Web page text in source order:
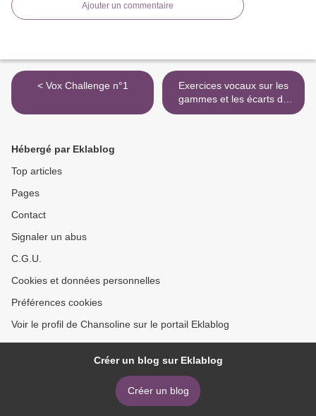
Ajouter un commentaire
< Vox Challenge n°1
Exercices vocaux sur les
gammes et les écarts de
notes >
Hébergé par Eklablog
Top articles
Pages
Contact
Signaler un abus
C.G.U.
Cookies et données personnelles
Préférences cookies
Voir le profil de Chansoline sur le portail Eklablog
Créer un blog sur Eklablog
Créer un blog